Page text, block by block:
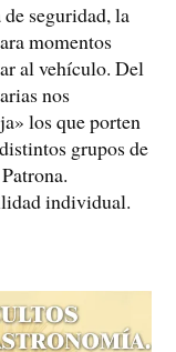
seguridad, la
momentos
al vehículo. Del
nos
los que porten
grupos de
individual.